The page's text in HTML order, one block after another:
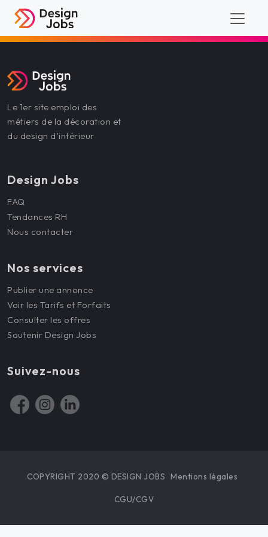
Le 1er site emploi des
métiers de la décoration et
du design d’intérieur
Design Jobs
FAQ
Tendances RH
Nous contacter
Nos services
Publier une annonce
Voir les Tarifs et Forfaits
Consulter les offres
Soutenir Design Jobs
Suivez-nous
COPYRIGHT 2020 © DESIGN JOBS Mentions légales
CGU/CGV